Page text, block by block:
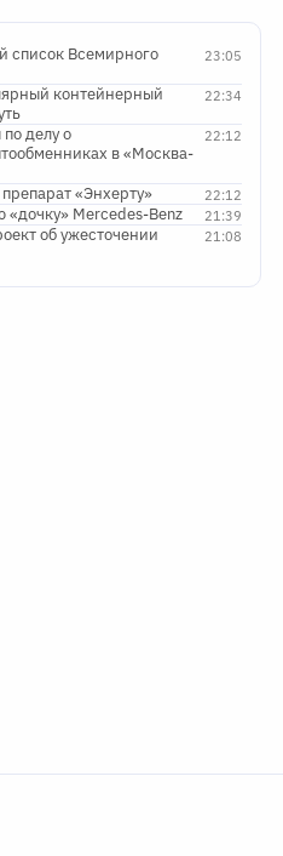
23:05
список Всемирного
22:34
контейнерный
22:12
делу о
в «Москва-
22:12
«Энхерту»
21:39
Mercedes-Benz
21:08
об ужесточении